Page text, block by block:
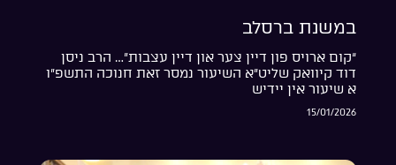
במשנת ברסלב
“קום ארויס פון דיין צער און דיין עצבות”… הרב ניסן
דוד קיוואק שליט”א השיעור נמסר זאת חנוכה התשפ”ו
א שיעור אין יידיש
15/01/2026